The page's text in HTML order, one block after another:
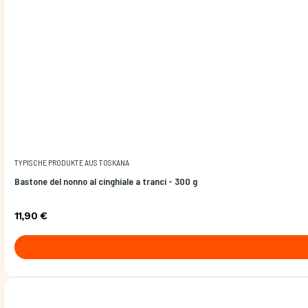
TYPISCHE PRODUKTE AUS TOSKANA
Bastone del nonno al cinghiale a tranci - 300 g
11,90 €